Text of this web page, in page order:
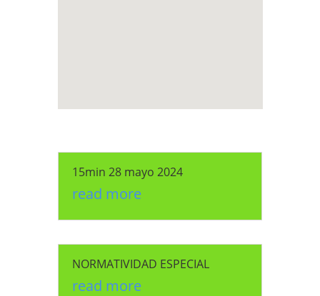
15min 28 mayo 2024
read more
NORMATIVIDAD ESPECIAL
read more